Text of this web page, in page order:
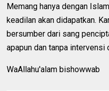
Memang hanya dengan
keadilan akan didapatkan.
bersumber dari sang
apapun dan tanpa intervensi
WaAllahu'alam bishowwab